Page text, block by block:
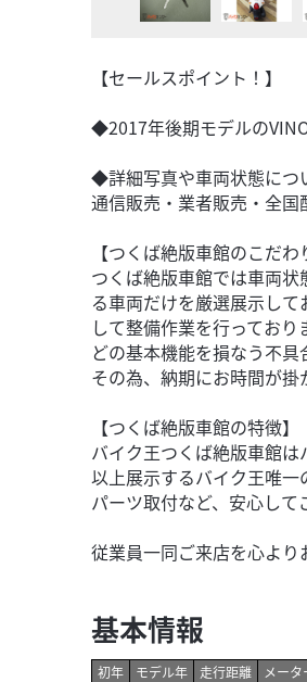
【セールスポイント！】
◆2017年後期モデルの
◆詳細写真や車両状態につ
通信販売・業者販売・全国
【つくば絶版車館のこだわ
つくば絶版車館では車両
る車両だけを厳選展示し
して整備作業を行ってお
どの基本機能を損なう不具
その為、納期にお時間が掛
【つくば絶版車館の特徴】
バイク王つくば絶版車館
以上展示するバイク王唯一
パーツ取付など、安心し
従業員一同ご来店を心より
基本情報
初年 モデル年 走行距離 メー